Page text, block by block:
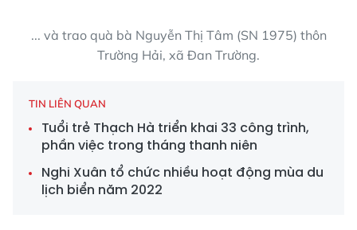
... và trao quà bà Nguyễn Thị Tâm (SN 1975) thôn
Trường Hải, xã Đan Trường.
TIN LIÊN QUAN
Tuổi trẻ Thạch Hà triển khai 33 công trình,
phần việc trong tháng thanh niên
Nghi Xuân tổ chức nhiều hoạt động mùa du
lịch biển năm 2022